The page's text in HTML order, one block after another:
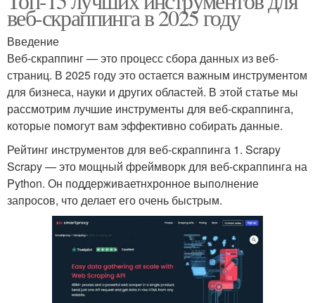
веб-скраппинга в 2025 году
Введение
Веб-скраппинг — это процесс сбора данных из веб-
страниц. В 2025 году это остается важным инструментом
для бизнеса, науки и других областей. В этой статье мы
рассмотрим лучшие инструменты для веб-скраппинга,
которые помогут вам эффективно собирать данные.
Рейтинг инструментов для веб-скраппинга 1. Scrapy
Scrapy — это мощный фреймворк для веб-скраппинга на
Python. Он поддерживаетнхронное выполнение
запросов, что делает его очень быстрым.